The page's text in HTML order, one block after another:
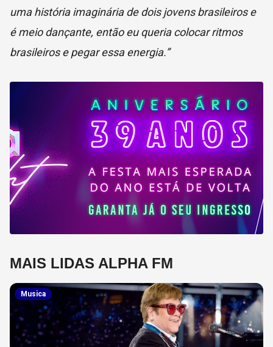
uma história imaginária de dois jovens brasileiros e
é meio dançante, então eu queria colocar ritmos
brasileiros e pegar essa energia.”
MAIS LIDAS ALPHA FM
Musica